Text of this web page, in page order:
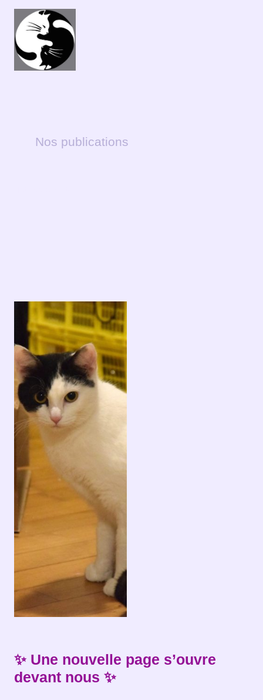
Nos publications
✨ Une nouvelle page s’ouvre
devant nous ✨